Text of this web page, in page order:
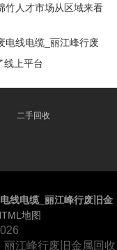
竹人才市场从区域来看
电线电缆_丽江峰行废
线上平台
二手回收
线电缆_丽江峰行废旧金
地图
江峰行废旧金属回收